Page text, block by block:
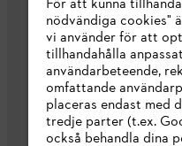
För att kunna
nödvändiga cookies"
vi använder för att
tillhandahålla
användarbeteende,
omfattande
placeras endast med
tredje parter (t.ex.
också behandla dina